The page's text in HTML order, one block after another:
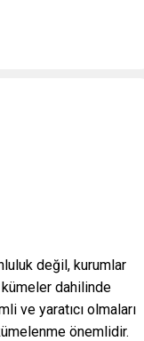
değil, kurumlar
dahilinde
ve yaratıcı olmaları
önemlidir.